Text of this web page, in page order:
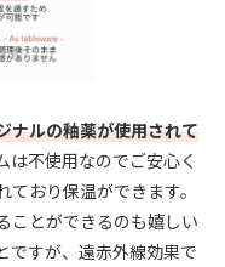
ナルの釉薬が使用されて
は不使用なのでご安心く
おり保温ができます。
ことができるのも嬉しい
ですが、遠赤外線効果で